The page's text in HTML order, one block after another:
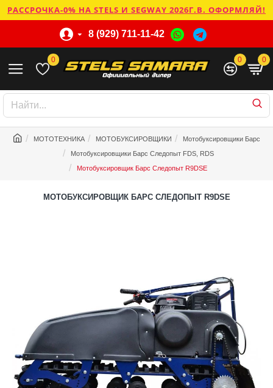
РАССРОЧКА-0% НА STELS И SEGWAY 2026Г.В. ОФОРМЛЯЙ!
8 (929) 711-11-42
0 0 0
МОТОТЕХНИКА МОТОБУКСИРОВЩИКИ
Мотобуксировщики Барс
Мотобуксировщики Барс Следопыт FDS, RDS
Мотобуксировщик Барс Следопыт R9DSE
МОТОБУКСИРОВЩИК БАРС СЛЕДОПЫТ R9DSE